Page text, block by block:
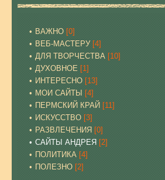
ВАЖНО [0]
ВЕБ-МАСТЕРУ [4]
ДЛЯ ТВОРЧЕСТВА [10]
ДУХОВНОЕ [1]
ИНТЕРЕСНО [13]
МОИ САЙТЫ
[4]
ПЕРМСКИЙ КРАЙ [11]
ИСКУССТВО [3]
РАЗВЛЕЧЕНИЯ [0]
САЙТЫ АНДРЕЯ [2]
ПОЛИТИКА [4]
ПОЛЕЗНО [2]